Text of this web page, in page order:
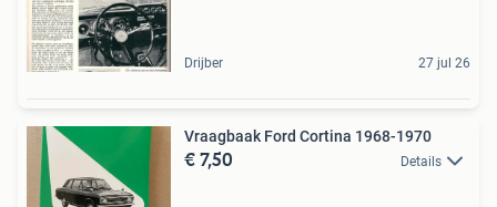
Drijber 27 jul 26
Vraagbaak Ford Cortina 1968-1970
€ 7,50 Details